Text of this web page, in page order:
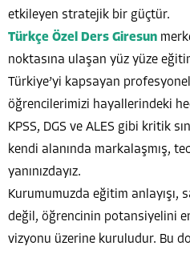
etkileyen stratejik bir güçtür.
Türkçe Özel Ders Giresun
noktasına ulaşan yüz yüze
Türkiye’yi kapsayan
öğrencilerimizi hayallerindeki
KPSS, DGS ve ALES gibi kritik
kendi alanında markalaşmış,
yanınızdayız.
Kurumumuzda eğitim anlayışı,
değil, öğrencinin potansiyelini
vizyonu üzerine kuruludur. Bu